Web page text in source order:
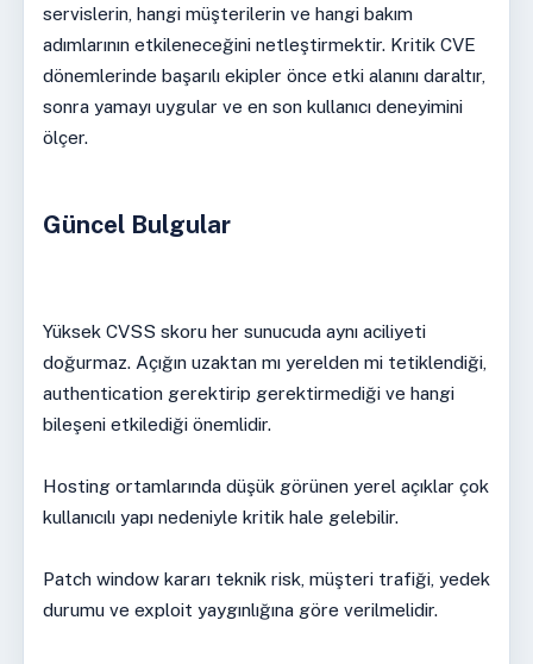
servislerin, hangi müşterilerin ve hangi bakım
adımlarının etkileneceğini netleştirmektir. Kritik CVE
dönemlerinde başarılı ekipler önce etki alanını daraltır,
sonra yamayı uygular ve en son kullanıcı deneyimini
ölçer.
Güncel Bulgular
Yüksek CVSS skoru her sunucuda aynı aciliyeti
doğurmaz. Açığın uzaktan mı yerelden mi tetiklendiği,
authentication gerektirip gerektirmediği ve hangi
bileşeni etkilediği önemlidir.
Hosting ortamlarında düşük görünen yerel açıklar çok
kullanıcılı yapı nedeniyle kritik hale gelebilir.
Patch window kararı teknik risk, müşteri trafiği, yedek
durumu ve exploit yaygınlığına göre verilmelidir.